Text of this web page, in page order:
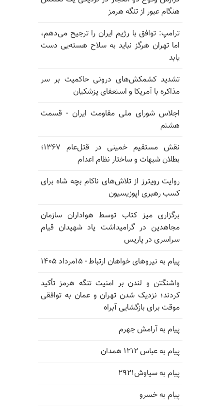
هنگام عبور از تنگه هرمز
ترامپ: توافق با رژیم ایران را ترجیح می‌دهم،
اما تهران هرگز نباید به سلاح هسته‌یی دست
یابد
تشدید کشمکش‌های درونی حاکمیت بر سر
مذاکره با آمریکا و استعفای پزشکیان
اجلاس شورای ملی مقاومت ایران - قسمت
هشتم
نقش مستقیم خمینی در قتل‌عام ۱۳۶۷؛
بطلان شبهات و ساختار نظام اعدام
روایت رویترز از تلاش‌های ناکام بچه شاه برای
کسب رهبری اپوزیسیون
برگزاری میز کتاب توسط هواداران سازمان
مجاهدین در گرامیداشت یاد شهیدان قیام
سراسری در پاریس
پیام به نیروهای خواهان ارتباط - ۱۵مرداد ۱۴۰۵
واشنگتن و لندن بر امنیت تنگه هرمز تأکید
کردند؛ نزدیک شدن تهران و عمان به توافقی
موقت برای بازگشایی آبراه
پیام به آرامش جهرم
پیام به عباس ۱۲۱۲ همدان
پیام به سیاوش۲۹۲۱
پیام به خسرو